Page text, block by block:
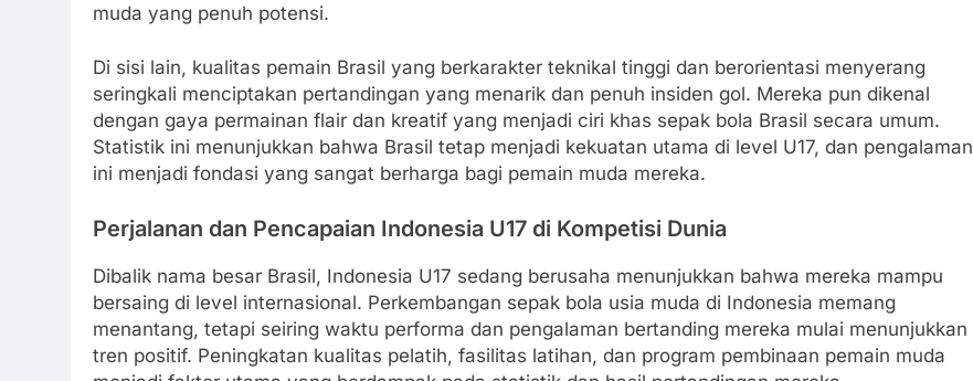
muda yang penuh potensi.
Di sisi lain, kualitas pemain Brasil yang berkarakter teknikal tinggi dan berorientasi menyerang
seringkali menciptakan pertandingan yang menarik dan penuh insiden gol. Mereka pun dikenal
dengan gaya permainan flair dan kreatif yang menjadi ciri khas sepak bola Brasil secara umum.
Statistik ini menunjukkan bahwa Brasil tetap menjadi kekuatan utama di level U17, dan pengalaman
ini menjadi fondasi yang sangat berharga bagi pemain muda mereka.
Perjalanan dan Pencapaian Indonesia U17 di Kompetisi Dunia
Dibalik nama besar Brasil, Indonesia U17 sedang berusaha menunjukkan bahwa mereka mampu
bersaing di level internasional. Perkembangan sepak bola usia muda di Indonesia memang
menantang, tetapi seiring waktu performa dan pengalaman bertanding mereka mulai menunjukkan
tren positif. Peningkatan kualitas pelatih, fasilitas latihan, dan program pembinaan pemain muda